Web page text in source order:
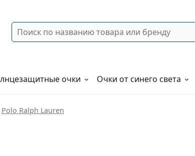
Поиск
очки Очки от синего света
Polo Ralph Lauren